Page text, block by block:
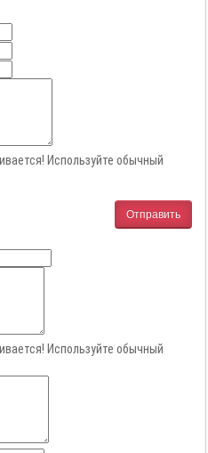
Используйте обычный
Отправить
Используйте обычный